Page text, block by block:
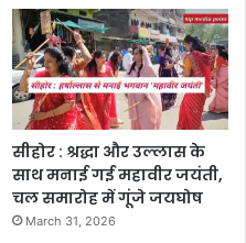
सीहोर : श्रद्धा और उल्लास के
साथ मनाई गई महावीर जयंती,
चल समारोह में गूंजे जयघोष
March 31, 2026